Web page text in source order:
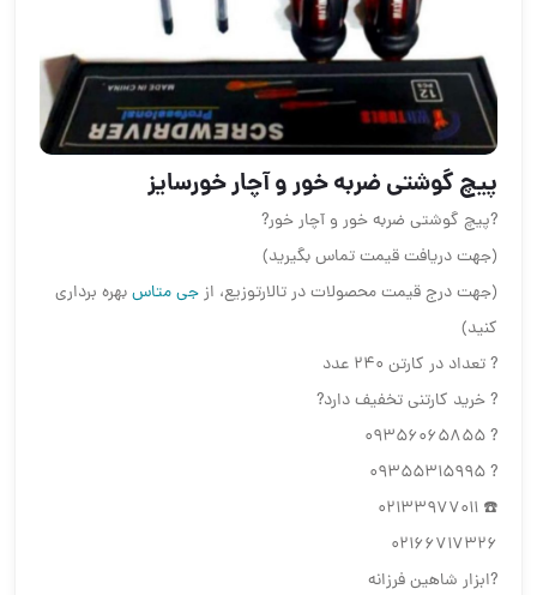
پیچ گوشتی ضربه خور و آچار خور️سایز
?پیچ گوشتی ضربه خور و آچار خور?
(جهت دریافت قیمت تماس بگیرید)
(جهت درج قیمت محصولات در تالارتوزیع، ازجی متاسبهره برداری
کنید)
? تعداد در کارتن ۲۴۰ عدد
? خرید کارتنی تخفیف دارد?
? 09356065855
? 09355315995
☎️ 02133977011
02166717326
?ابزار شاهین فرزانه